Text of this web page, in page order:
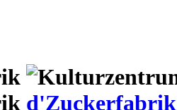
d'Zuckerfabrik